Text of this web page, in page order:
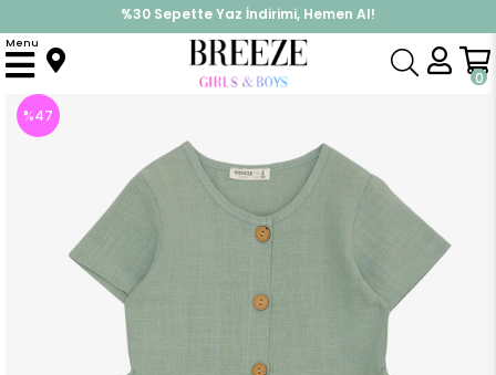
%30 Sepette Yaz İndirimi, Hemen Al!
İndirimlere ek %10 İndirimi Kap, Hemen Üye Ol!
0
Menu
Anasayfa Elbise Modelleri Yazlık Elbise Kız Çocuk Keten Elbise Düğmeli Yanları Cepli Mint Yeşili (6 Yaş)
%47